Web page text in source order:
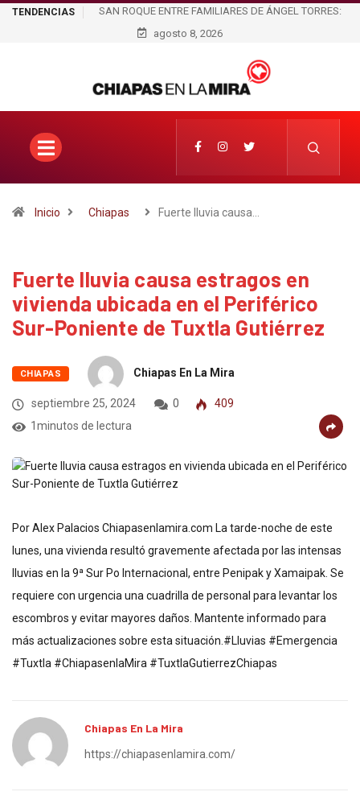
TENDENCIAS
FAMILIARES DE ÁNGEL TORRES:
LOS ESPACIOS, EL DINERO Y LA
EL PRESTIGIO, LAS PASARELAS Y
LLEGARON A JOSS RAMÍREZ; EL
agosto 8, 2026
Inicio Chiapas Fuerte lluvia causa…
Fuerte lluvia causa estragos en
vivienda ubicada en el Periférico
Sur-Poniente de Tuxtla Gutiérrez
CHIAPAS Chiapas En La Mira
septiembre 25, 2024 0
409
1minutos de lectura
Por Alex Palacios Chiapasenlamira.com La tarde-noche de este
lunes, una vivienda resultó gravemente afectada por las intensas
lluvias en la 9ª Sur Po Internacional, entre Penipak y Xamaipak. Se
requiere con urgencia una cuadrilla de personal para levantar los
escombros y evitar mayores daños. Mantente informado para
más actualizaciones sobre esta situación.#Lluvias #Emergencia
#Tuxtla #ChiapasenlaMira #TuxtlaGutierrezChiapas
Chiapas En La Mira
https://chiapasenlamira.com/